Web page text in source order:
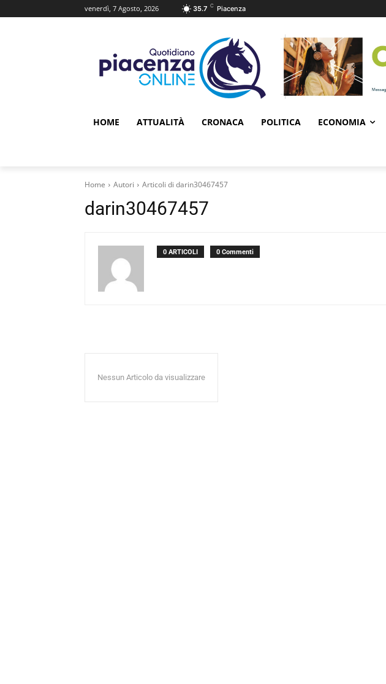
venerdì, 7 Agosto, 2026 35.7 C Piacenza
HOME ATTUALITÀ CRONACA POLITICA ECONOMIA
Home Autori Articoli di darin30467457
darin30467457
0 ARTICOLI 0 Commenti
Nessun Articolo da visualizzare